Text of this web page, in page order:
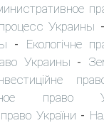
Украины -
- Екологічне
Украины -
право
України -